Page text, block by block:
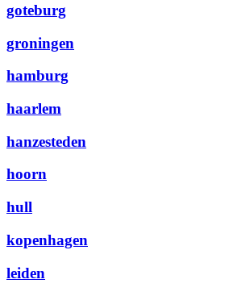
goteburg
groningen
hamburg
haarlem
hanzesteden
hoorn
hull
kopenhagen
leiden